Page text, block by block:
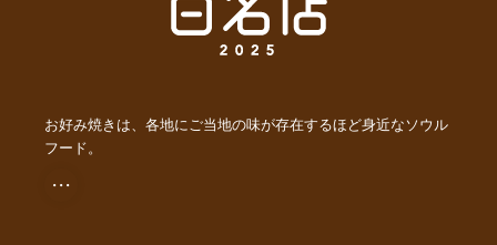
お好み焼きは、各地にご当地の味が存在するほど身近なソウル
フード。
・・・